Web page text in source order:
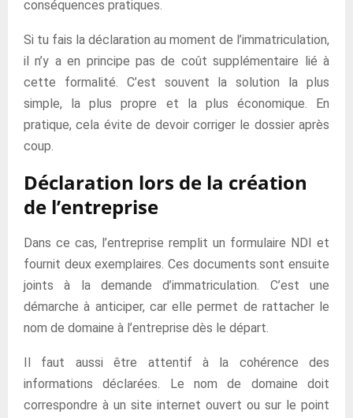
conséquences pratiques.
Si tu fais la déclaration au moment de l’immatriculation,
il n’y a en principe pas de coût supplémentaire lié à
cette formalité. C’est souvent la solution la plus
simple, la plus propre et la plus économique. En
pratique, cela évite de devoir corriger le dossier après
coup.
Déclaration lors de la création
de l’entreprise
Dans ce cas, l’entreprise remplit un formulaire NDI et
fournit deux exemplaires. Ces documents sont ensuite
joints à la demande d’immatriculation. C’est une
démarche à anticiper, car elle permet de rattacher le
nom de domaine à l’entreprise dès le départ.
Il faut aussi être attentif à la cohérence des
informations déclarées. Le nom de domaine doit
correspondre à un site internet ouvert ou sur le point